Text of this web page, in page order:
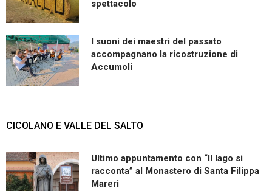
spettacolo
I suoni dei maestri del passato
accompagnano la ricostruzione di
Accumoli
CICOLANO E VALLE DEL SALTO
Ultimo appuntamento con “Il lago si
racconta” al Monastero di Santa Filippa
Mareri